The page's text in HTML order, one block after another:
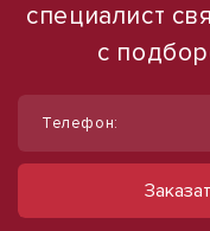
специалист
с
Телефон: